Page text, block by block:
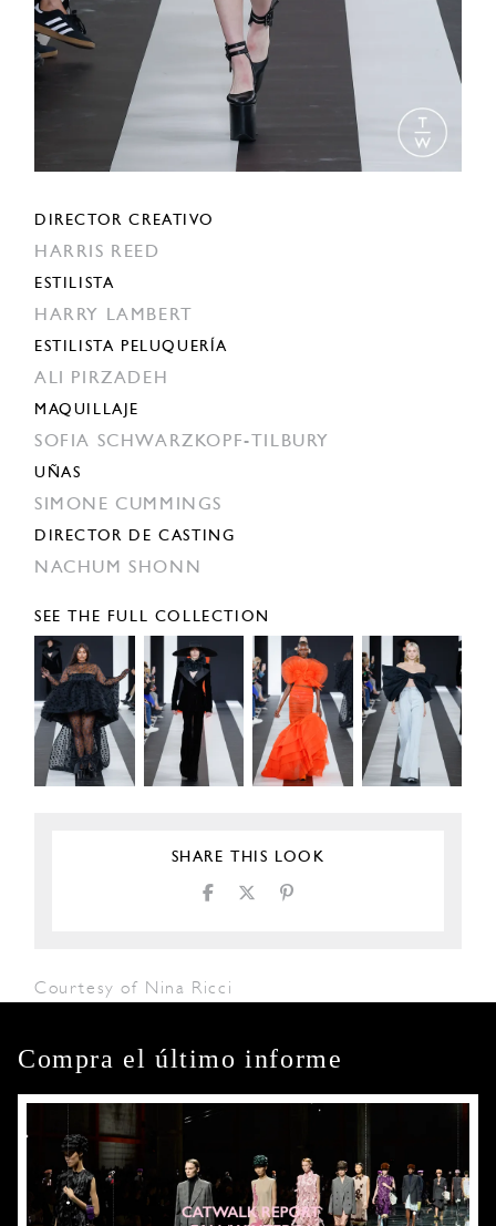
DIRECTOR CREATIVO
HARRIS REED
ESTILISTA
HARRY LAMBERT
ESTILISTA PELUQUERÍA
ALI PIRZADEH
MAQUILLAJE
SOFIA SCHWARZKOPF-TILBURY
UÑAS
SIMONE CUMMINGS
DIRECTOR DE CASTING
NACHUM SHONN
SEE THE FULL COLLECTION
SHARE THIS LOOK
Courtesy of Nina Ricci
Compra el último informe